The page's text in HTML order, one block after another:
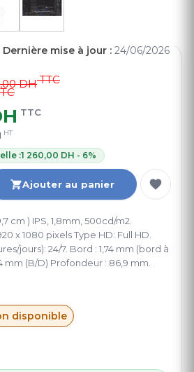
Ajouter au panier
DHTTC
TTC
HT
:1 260,00 DH - 6%
cm ) IPS, 1,8mm, 500cd/m2.
x 1080 pixels Type HD: Full HD.
jours): 24/7. Bord : 1,74 mm (bord à
mm (B/D) Profondeur : 86,9 mm.
disponible
Dernière mise à jour : 24/06/2026